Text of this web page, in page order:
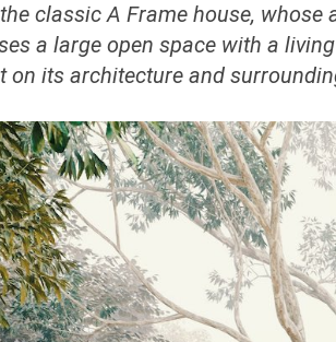
classic A Frame house,
a large open space with a
on its architecture and